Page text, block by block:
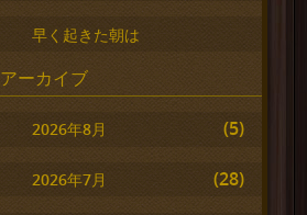
早く起きた朝は
アーカイブ
2026年8月 (5)
2026年7月 (28)